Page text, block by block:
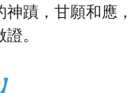
蹟，甘願和應，
。